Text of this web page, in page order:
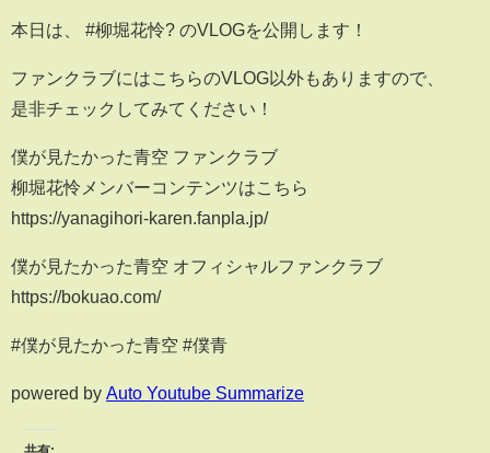
本日は、 #柳堀花怜? のVLOGを公開します！
ファンクラブにはこちらのVLOG以外もありますので、
是非チェックしてみてください！
僕が見たかった青空 ファンクラブ
柳堀花怜メンバーコンテンツはこちら
https://yanagihori-karen.fanpla.jp/
僕が見たかった青空 オフィシャルファンクラブ
https://bokuao.com/
#僕が見たかった青空 #僕青
powered by Auto Youtube Summarize